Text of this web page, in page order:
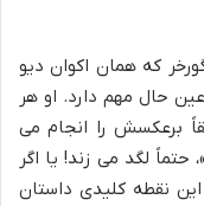
که همان اکوان دیو
حال مهم دارد. او هر
برعکسش را انجام می
لگد می زند! یا اگر
این نقطه کلیدی داستان